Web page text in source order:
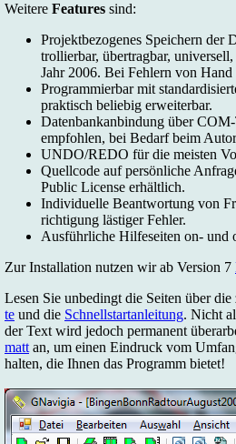
Wei­te­re Fea­tu­res sind:
Pro­jekt­be­zo­ge­nes Spei­chern
trol­lier­bar, über­trag­bar,
Jahr 2006. Bei Feh­lern von Hand
Pro­gram­mier­bar mit
prak­tisch be­lie­big er­weiter­bar.
Da­ten­ban­kan­bin­dung über
emp­foh­len, bei Be­darf beim
UNDO/REDO für die meis­ten
Quell­code auf per­sön­li­che
Pub­lic Li­cen­se er­hält­lich.
In­di­vi­du­el­le Beant­wor­tung von
rich­ti­gung läs­ti­ger Feh­ler.
Aus­führ­li­che Hil­fe­sei­ten on- und
Zur In­stal­la­ti­on nut­zen wir ab Ver­sion 7
Le­sen Sie un­be­dingt die Sei­ten über
te und die Schnell­start­an­lei­tung. Nicht
der Text wird je­doch per­ma­nent
matt an, um ei­nen Ein­druck vom
hal­ten, die Ih­nen das Pro­gramm bie­tet!